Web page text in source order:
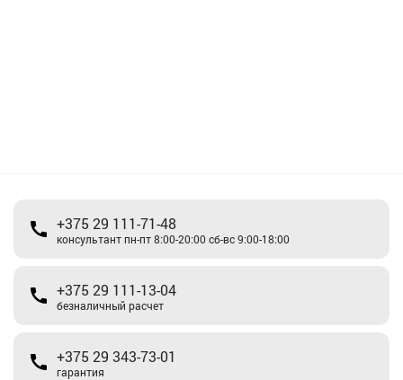
+375 29 111-71-48
консультант пн-пт 8:00-20:00 сб-вс 9:00-18:00
+375 29 111-13-04
безналичный расчет
+375 29 343-73-01
гарантия